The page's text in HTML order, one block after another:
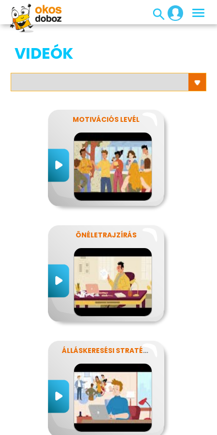
VIDEÓK
MOTIVÁCIÓS LEVÉL
ÖNÉLETRAJZÍRÁS
ÁLLÁSKERESÉSI STRATÉGIA ÉS ÁLLÁSINTERJÚ